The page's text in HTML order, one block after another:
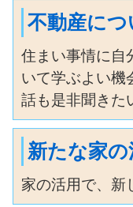
不動産に
住まい事情に自
いて学ぶよい機
話も是非聞きた
新たな家
家の活用で、新